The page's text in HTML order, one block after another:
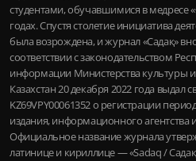
студентами, обучавшимися в медресе
годах. Спустя столетие инициатива
была возрождена, и журнал «Садақ»
соответствии с законодательством
информации Министерства культуры
Казахстан 20 декабря 2022 года выдал
KZ69VPY00061352 о регистрации
издания, информационного агентства
Официальное название журнала
латинице и кириллице — «Sadaq /